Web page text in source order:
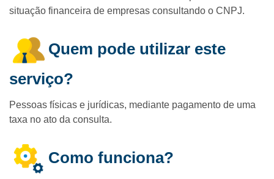
situação financeira de empresas consultando o CNPJ.
Quem pode utilizar este
serviço?
Pessoas físicas e jurídicas, mediante pagamento de uma
taxa no ato da consulta.
Como funciona?